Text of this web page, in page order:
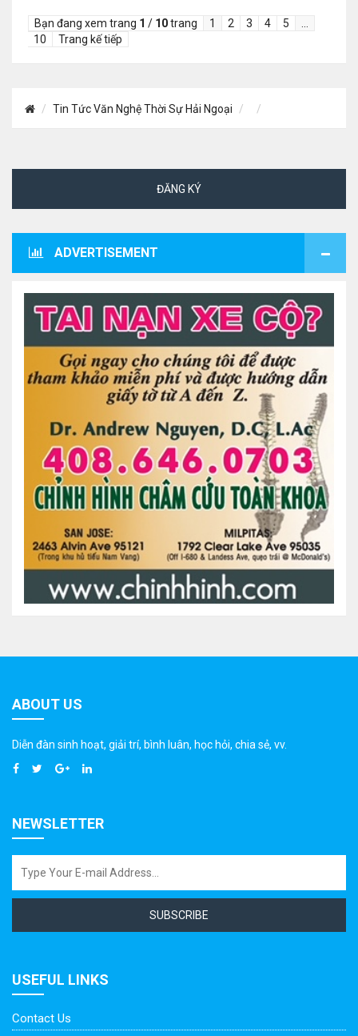
Bạn đang xem trang 1 / 10trang 1 2 3 4 5
10
Trang kế tiếp
Tin Tức Văn Nghệ Thời Sự Hải Ngoại
ĐĂNG KÝ
ADVERTISEMENT
ABOUT US
Diễn đàn sinh hoạt, giải trí, bình luân, học hỏi, chia sẻ, vv.
NEWSLETTER
SUBSCRIBE
USEFUL LINKS
Contact Us